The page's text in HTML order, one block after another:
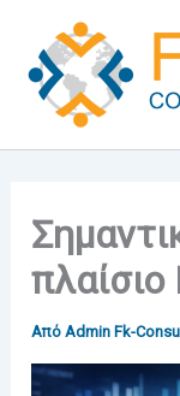
Μετάβαση
περιεχόμενο
πλαίσιο
ΑπόAdmin Fk-